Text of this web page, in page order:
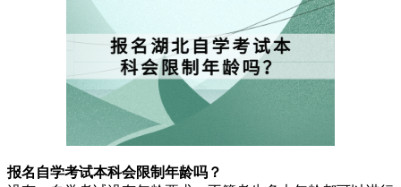
报名自学考试本科会限制年龄吗？